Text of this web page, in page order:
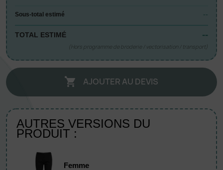
Sous-total estimé --
TOTAL ESTIMÉ --
(Hors programme de broderie / vectorisation / transport)
 AJOUTER AU DEVIS
AUTRES VERSIONS DU
PRODUIT :
Femme